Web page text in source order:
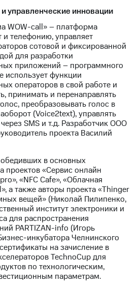
управленческие инновации
WOW-call» – платформа
и телефонию, управляет
сотовой и фиксированной
для разработки
приложений – программного
использует функции
операторов в свой работе и
принимать и перенаправлять
преобразовывать голос в
(Voice2text), управлять
SMS и т.д. Разработчик ООО
проекта Василий
в основных
проектов «Сервис онлайн
«NFC Cafe», «Облачная
а также авторы проекта «Thinger
вещей» (Николай Пилипенко,
институт электроники и
для распространения
PARTIZAN-info (Игорь
инкубатора Челнинского
на зачисление в
TechnoCup для
по технологическим,
параметрам.